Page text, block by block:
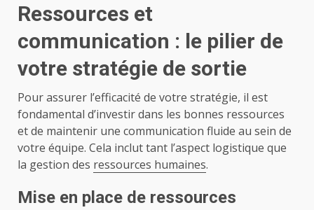
Ressources et
communication : le pilier de
votre stratégie de sortie
Pour assurer l’efficacité de votre stratégie, il est
fondamental d’investir dans les bonnes ressources
et de maintenir une communication fluide au sein de
votre équipe. Cela inclut tant l’aspect logistique que
la gestion des ressources humaines.
Mise en place de ressources